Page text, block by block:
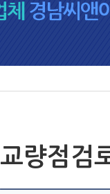
교량점검